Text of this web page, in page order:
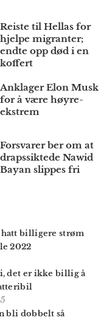
Reiste til Hellas for
hjelpe migranter;
endte opp død i en
koffert
Anklager Elon Musk
for å være høyre­
ekstrem
Forsvarer ber om at
draps­siktede Nawid
Bayan slippes fri
hatt billigere strøm
2022
det er ikke billig å
bli dobbelt så